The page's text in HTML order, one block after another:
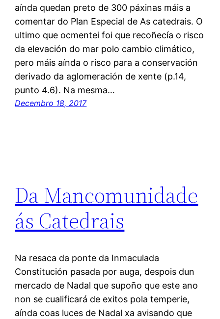
aínda quedan preto de 300 páxinas máis a
comentar do Plan Especial de As catedrais. O
ultimo que ocmentei foi que recoñecía o risco
da elevación do mar polo cambio climático,
pero máis aínda o risco para a conservación
derivado da aglomeración de xente (p.14,
punto 4.6). Na mesma…
Decembro 18, 2017
Da Mancomunidade
ás Catedrais
Na resaca da ponte da Inmaculada
Constitución pasada por auga, despois dun
mercado de Nadal que supoño que este ano
non se cualificará de exitos pola temperie,
aínda coas luces de Nadal xa avisando que